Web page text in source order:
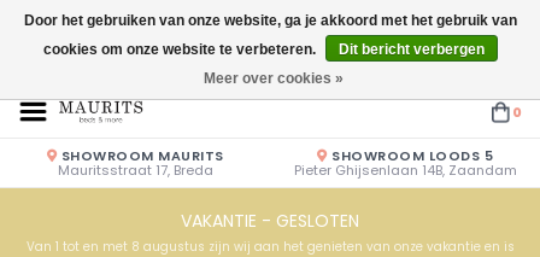
Openingstijden: Vrijdag & Zaterdag 10.00u - 17.00u of op afspraak!
0
SHOWROOM MAURITS
Mauritsstraat 17, Breda
SHOWROOM LOODS 5
Pieter Ghijsenlaan 14B, Zaandam
VAKANTIE - GESLOTEN
Van 1 tot en met 8 augustus zijn wij aan het genieten van onze vakantie en is
Door het gebruiken van onze website, ga je akkoord met het gebruik van
cookies om onze website te verbeteren.
Dit bericht verbergen
Meer over cookies »